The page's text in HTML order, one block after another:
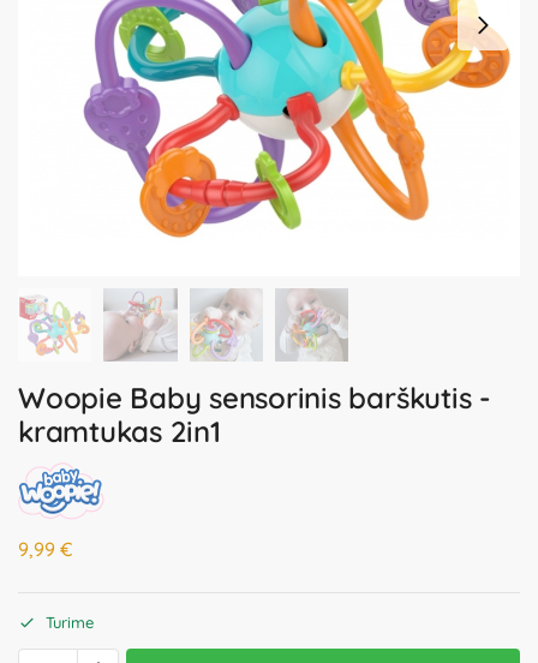
Woopie Baby sensorinis barškutis -
kramtukas 2in1
9,99 €
Turime